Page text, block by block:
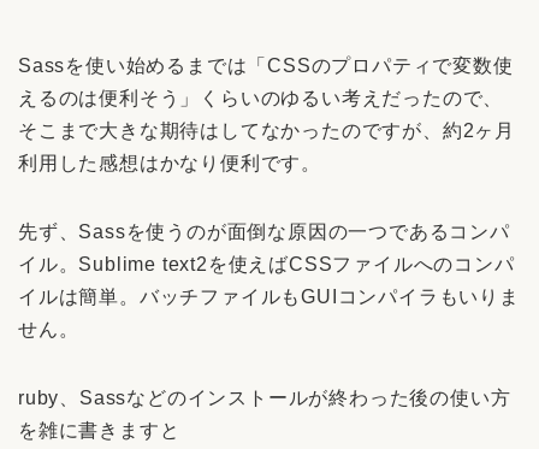
Sassを使い始めるまでは「CSSのプロパティで変数使
えるのは便利そう」くらいのゆるい考えだったので、
そこまで大きな期待はしてなかったのですが、約2ヶ月
利用した感想はかなり便利です。
先ず、Sassを使うのが面倒な原因の一つであるコンパ
イル。Sublime text2を使えばCSSファイルへのコンパ
イルは簡単。バッチファイルもGUIコンパイラもいりま
せん。
ruby、Sassなどのインストールが終わった後の使い方
を雑に書きますと